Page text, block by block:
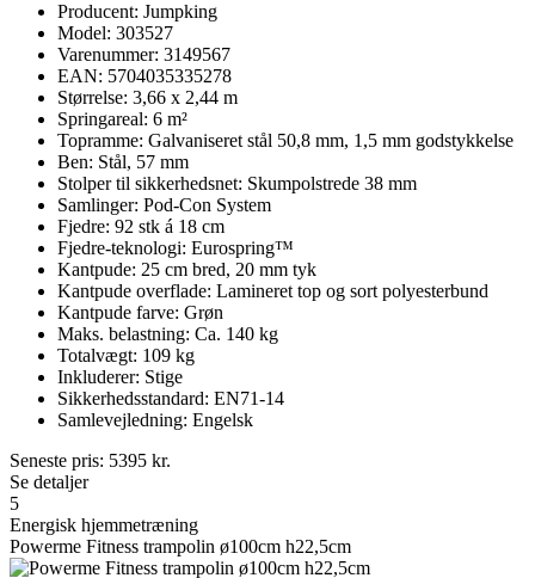
Producent: Jumpking
Model: 303527
Varenummer: 3149567
EAN: 5704035335278
Størrelse: 3,66 x 2,44 m
Springareal: 6 m²
Topramme: Galvaniseret stål 50,8 mm, 1,5 mm godstykkelse
Ben: Stål, 57 mm
Stolper til sikkerhedsnet: Skumpolstrede 38 mm
Samlinger: Pod-Con System
Fjedre: 92 stk á 18 cm
Fjedre-teknologi: Eurospring™
Kantpude: 25 cm bred, 20 mm tyk
Kantpude overflade: Lamineret top og sort polyesterbund
Kantpude farve: Grøn
Maks. belastning: Ca. 140 kg
Totalvægt: 109 kg
Inkluderer: Stige
Sikkerhedsstandard: EN71-14
Samlevejledning: Engelsk
Seneste pris: 5395 kr.
Se detaljer
5
Energisk hjemmetræning
Powerme Fitness trampolin ø100cm h22,5cm